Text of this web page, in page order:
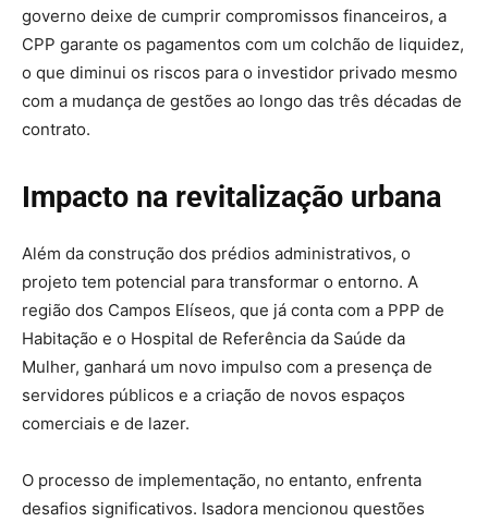
governo deixe de cumprir compromissos financeiros, a
CPP garante os pagamentos com um colchão de liquidez,
o que diminui os riscos para o investidor privado mesmo
com a mudança de gestões ao longo das três décadas de
contrato.
Impacto na revitalização urbana
Além da construção dos prédios administrativos, o
projeto tem potencial para transformar o entorno. A
região dos Campos Elíseos, que já conta com a PPP de
Habitação e o Hospital de Referência da Saúde da
Mulher, ganhará um novo impulso com a presença de
servidores públicos e a criação de novos espaços
comerciais e de lazer.
O processo de implementação, no entanto, enfrenta
desafios significativos. Isadora mencionou questões